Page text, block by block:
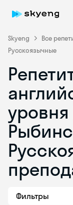
Skyeng Все
Русскоязычные
Фильтры
Skyeng Chat